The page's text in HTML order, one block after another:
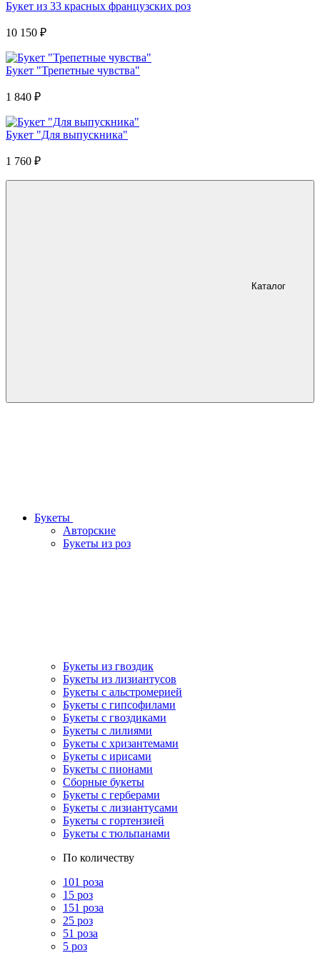
Букет из 33 красных французских роз
10 150 ₽
Букет "Трепетные чувства"
1 840 ₽
Букет "Для выпускника"
1 760 ₽
Каталог
Букеты
Авторские
Букеты из роз
Букеты из гвоздик
Букеты из лизиантусов
Букеты с альстромерией
Букеты с гипсофилами
Букеты с гвоздиками
Букеты с лилиями
Букеты с хризантемами
Букеты с ирисами
Букеты с пионами
Сборные букеты
Букеты с герберами
Букеты с лизиантусами
Букеты с гортензией
Букеты с тюльпанами
По количеству
101 роза
15 роз
151 роза
25 роз
51 роза
5 роз